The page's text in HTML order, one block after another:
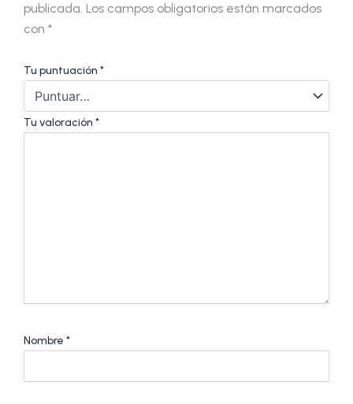
publicada. Los campos obligatorios están marcados
con *
Tu puntuación *
Tu valoración *
Nombre *